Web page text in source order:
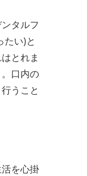
タルフ
たい)と
とれま
口内の
うこと
を心掛